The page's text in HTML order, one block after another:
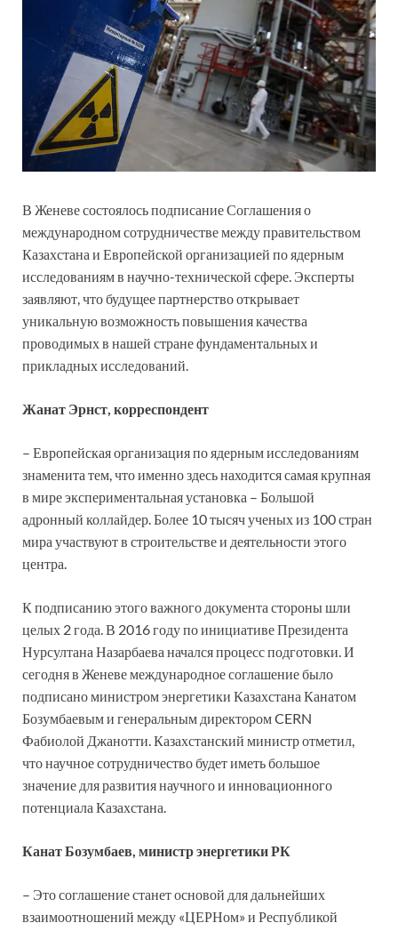
В Женеве состоялось подписание Соглашения о
международном сотрудничестве между правительством
Казахстана и Европейской организацией по ядерным
исследованиям в научно-технической сфере. Эксперты
заявляют, что будущее партнерство открывает
уникальную возможность повышения качества
проводимых в нашей стране фундаментальных и
прикладных исследований.
Жанат Эрнст, корреспондент
– Европейская организация по ядерным исследованиям
знаменита тем, что именно здесь находится самая крупная
в мире экспериментальная установка – Большой
адронный коллайдер. Более 10 тысяч ученых из 100 стран
мира участвуют в строительстве и деятельности этого
центра.
К подписанию этого важного документа стороны шли
целых 2 года. В 2016 году по инициативе Президента
Нурсултана Назарбаева начался процесс подготовки. И
сегодня в Женеве международное соглашение было
подписано министром энергетики Казахстана Канатом
Бозумбаевым и генеральным директором CERN
Фабиолой Джанотти. Казахстанский министр отметил,
что научное сотрудничество будет иметь большое
значение для развития научного и инновационного
потенциала Казахстана.
Канат Бозумбаев, министр энергетики РК
– Это соглашение станет основой для дальнейших
взаимоотношений между «ЦЕРНом» и Республикой